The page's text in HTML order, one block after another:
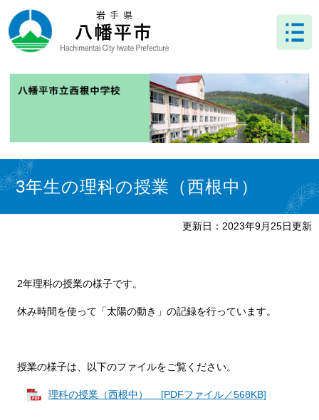
ー
ジ
ニ
ュ
文 3年生の理科の授業（西根中）
更新日：2023年9月25日更新
2年理科の授業の様子です。
休み時間を使って「太陽の動き」の記録を行っています。
授業の様子は、以下のファイルをご覧ください。
理科の授業（西根中） [PDFファイル／568KB]